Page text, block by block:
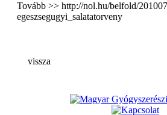
Tovább >> http://nol.hu/belfold/
egeszsegugyi_salatatorveny
vissza